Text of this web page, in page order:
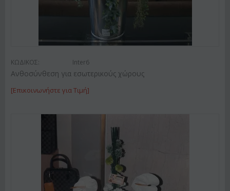
ΚΩΔΙΚΟΣ: Inter6
Ανθοσύνθεση για εσωτερικούς χώρους
[Επικοινωνήστε για Τιμή]